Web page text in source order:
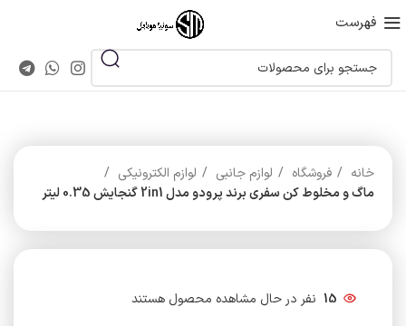
فهرست
خانه فروشگاه لوازم جانبی
لوازم الکترونیکی
ماگ و مخلوط کن سفری برند پرودو مدل 2in1 گنجایش 0.35 لیتر
15 نفر در حال مشاهده محصول هستند